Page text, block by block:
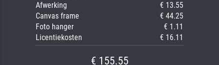
Afwerking
€ 13.55
Canvas frame
€ 44.25
Foto hanger
€ 1.11
Licentiekosten
€ 16.11
€ 155.55